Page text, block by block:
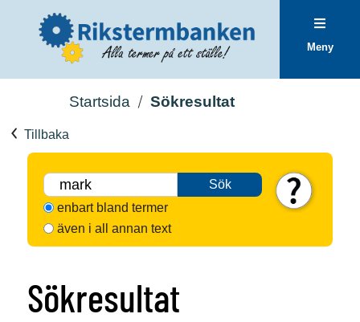
Meny
Startsida Sökresultat
Tillbaka
Sök
enbart bland termer
även i all annan text
Sökresultat